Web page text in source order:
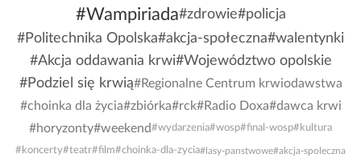
#Wampiriada#zdrowie#policja
#Politechnika Opolska#akcja-społeczna#walentynki
#Akcja oddawania krwi#Województwo opolskie
#Podziel się krwią#Regionalne Centrum krwiodawstwa
#choinka dla życia#zbiórka#rck#Radio Doxa#dawca krwi
#horyzonty#weekend#wydarzenia#wosp#final-wosp#kultura
#koncerty#teatr#film#choinka-dla-zycia#lasy-panstwowe#akcja-spoleczna